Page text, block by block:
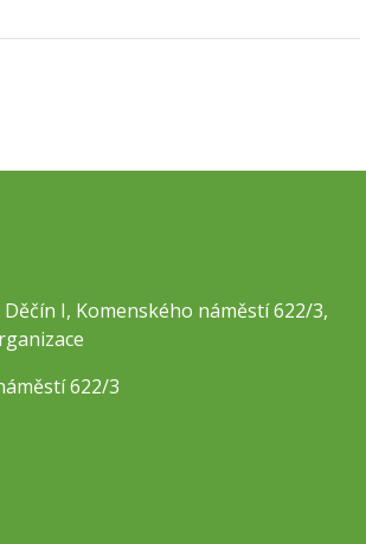
I, Komenského náměstí 622/3,
622/3